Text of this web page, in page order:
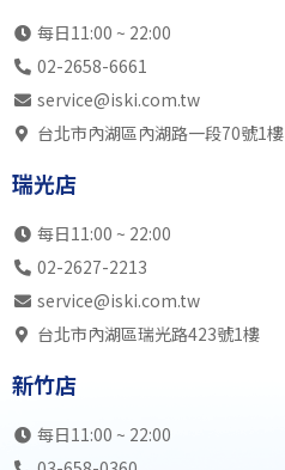
每日11:00 ~ 22:00
02-2658-6661
service@iski.com.tw
台北市內湖區內湖路一段70號1樓
瑞光店
每日11:00 ~ 22:00
02-2627-2213
service@iski.com.tw
台北市內湖區瑞光路423號1樓
新竹店
每日11:00 ~ 22:00